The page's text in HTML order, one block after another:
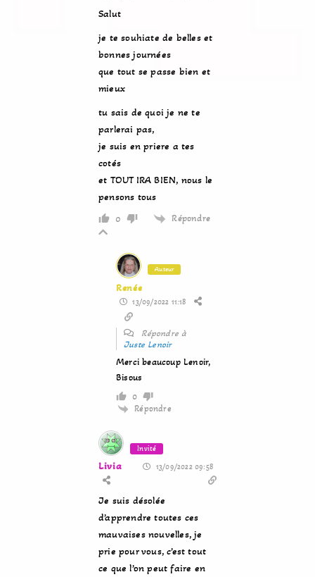
Salut
je te souhiate de belles et
bonnes journées
que tout se passe bien et
mieux
tu sais de quoi je ne te
parlerai pas,
je suis en priere a tes
cotés
et TOUT IRA BIEN, nous le
pensons tous
0 Répondre
Auteur
Renée
13/09/2022 11:18
Répondre à
Juste Lenoir
Merci beaucoup Lenoir,
Bisous
0
Répondre
Invité
Livia 13/09/2022 09:58
Je suis désolée
d’apprendre toutes ces
mauvaises nouvelles, je
prie pour vous, c’est tout
ce que l’on peut faire en